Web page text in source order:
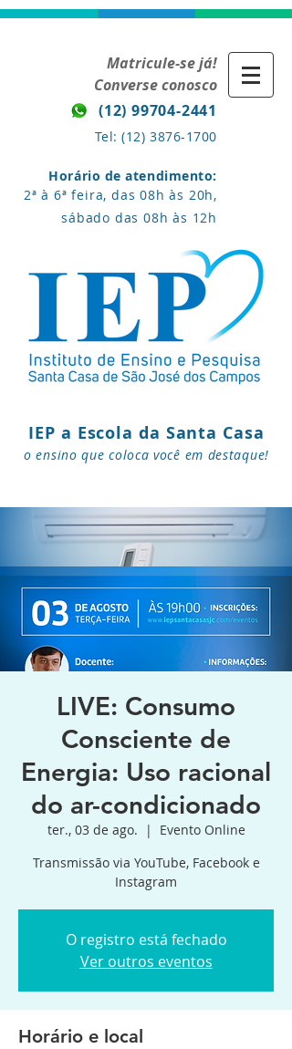
Matricule-se já!
Converse conosco
(12) 99704-2441
Tel:(12) 3876-1700
Horário de atendimento:
2ª à 6ª feira, das 08h às 20h,
sábado das 08h às 12h
IEP a Escola da Santa Casa
o ensino que coloca você em destaque!
LIVE: Consumo
Consciente de
Energia: Uso racional
do ar-condicionado
ter., 03 de ago.
  |
Evento Online
Transmissão via YouTube, Facebook e
Instagram
O registro está fechado
Ver outros eventos
Horário e local